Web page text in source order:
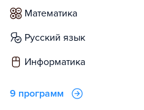
математика
русский язык
информатика
9 программ